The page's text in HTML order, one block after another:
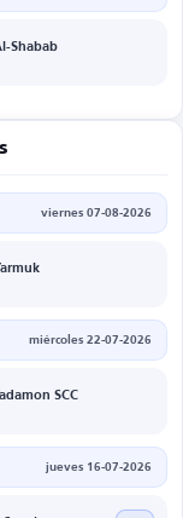
Shabab
viernes 07-08-2026
miércoles 22-07-2026
SCC
jueves 16-07-2026